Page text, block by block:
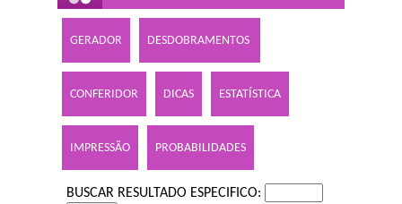
GERADOR DESDOBRAMENTOS
CONFERIDOR DICAS ESTATÍSTICA
IMPRESSÃO PROBABILIDADES
BUSCAR RESULTADO ESPECIFICO: